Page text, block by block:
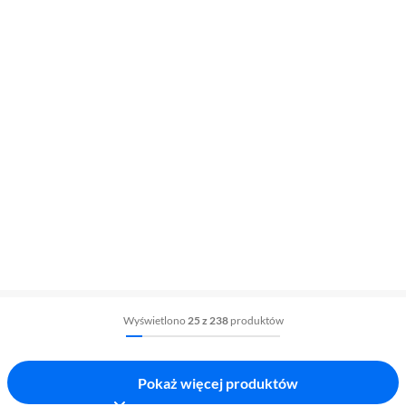
Wyświetlono 25 z 238 produktów
Pokaż więcej produktów